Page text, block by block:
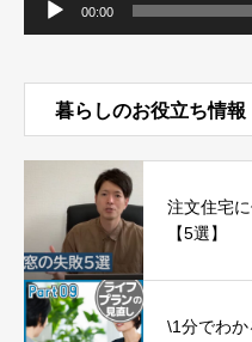
00:00
暮らしのお役立ち情報
注文住宅
【5選】
\1分でわ